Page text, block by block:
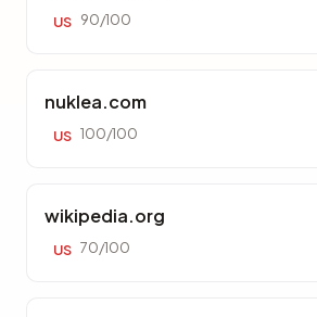
US 90/100
nuklea.com
US 100/100
wikipedia.org
US 70/100